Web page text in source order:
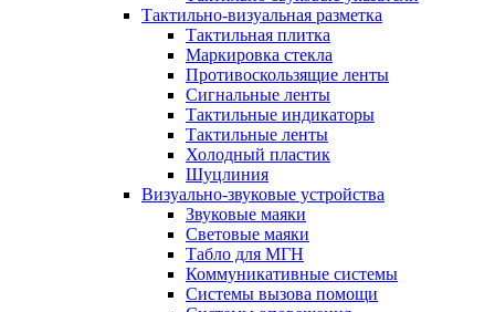
Тактильно-визуальная разметка
Тактильная плитка
Маркировка стекла
Противоскользящие ленты
Сигнальные ленты
Тактильные индикаторы
Тактильные ленты
Холодный пластик
Шуцлиния
Визуально-звуковые устройства
Звуковые маяки
Световые маяки
Табло для МГН
Коммуникативные системы
Системы вызова помощи